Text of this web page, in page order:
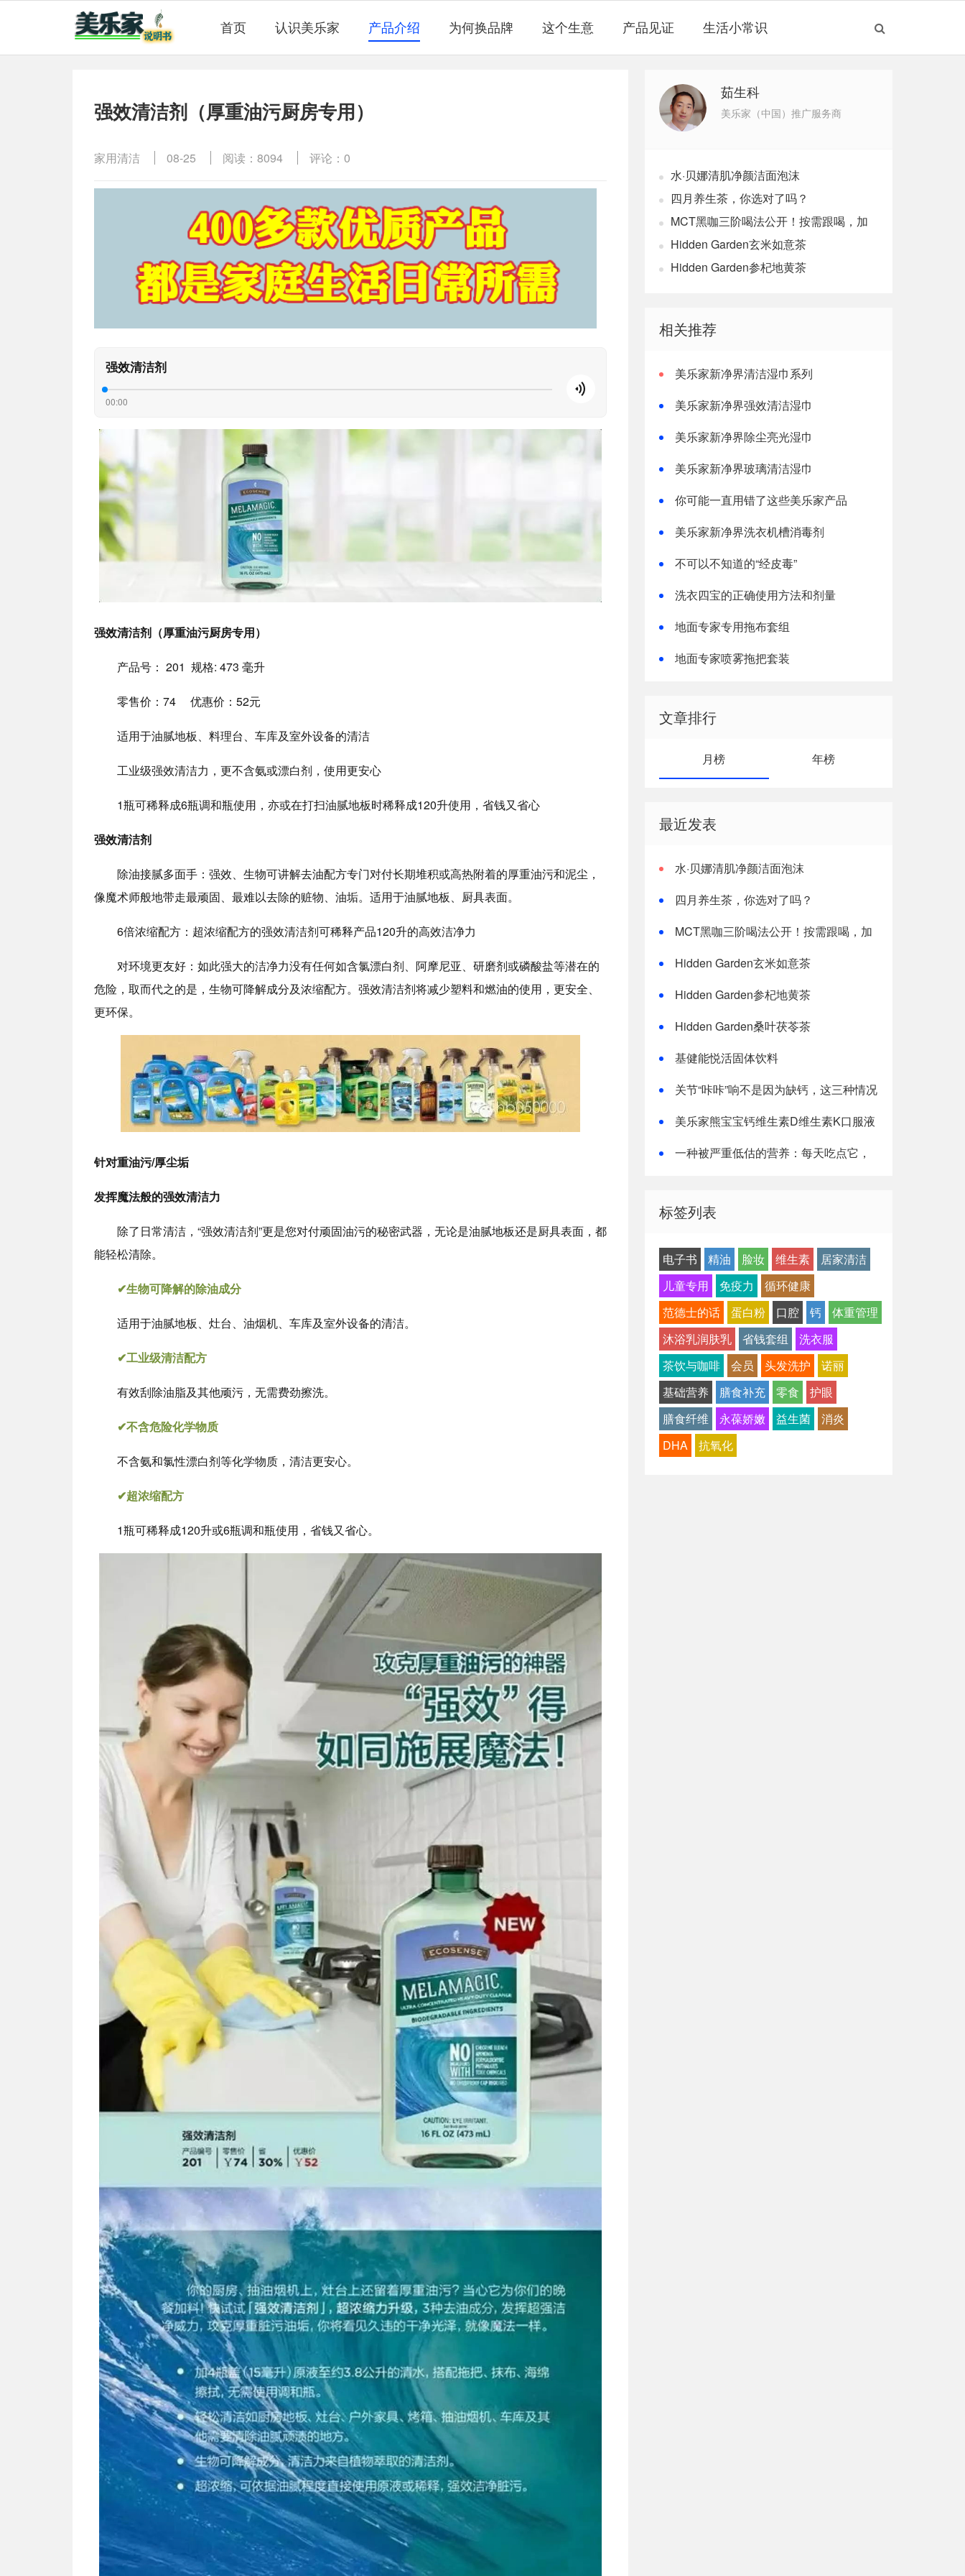
首页 认识美乐家 产品介绍 为何换品牌 这个生意 产品见证 生活小常识
强效清洁剂（厚重油污厨房专用）
家用清洁 08-25 阅读：8094 评论：0
强效清洁剂
00:00
强效清洁剂（厚重油污厨房专用）
产品号： 201 规格: 473 毫升
零售价：74 优惠价：52元
适用于油腻地板、料理台、车库及室外设备的清洁
工业级强效清洁力，更不含氨或漂白剂，使用更安心
1瓶可稀释成6瓶调和瓶使用，亦或在打扫油腻地板时稀释成120升使用，省钱又省心
强效清洁剂
除油接腻多面手：强效、生物可讲解去油配方专门对付长期堆积或高热附着的厚重油污和泥尘，
像魔术师般地带走最顽固、最难以去除的赃物、油垢。适用于油腻地板、厨具表面。
6倍浓缩配方：超浓缩配方的强效清洁剂可稀释产品120升的高效洁净力
对环境更友好：如此强大的洁净力没有任何如含氯漂白剂、阿摩尼亚、研磨剂或磷酸盐等潜在的
危险，取而代之的是，生物可降解成分及浓缩配方。强效清洁剂将减少塑料和燃油的使用，更安全、
更环保。
针对重油污/厚尘垢
发挥魔法般的强效清洁力
除了日常清洁，“强效清洁剂”更是您对付顽固油污的秘密武器，无论是油腻地板还是厨具表面，都
能轻松清除。
✔生物可降解的除油成分
适用于油腻地板、灶台、油烟机、车库及室外设备的清洁。
✔工业级清洁配方
有效刮除油脂及其他顽污，无需费劲擦洗。
✔不含危险化学物质
不含氨和氯性漂白剂等化学物质，清洁更安心。
✔超浓缩配方
1瓶可稀释成120升或6瓶调和瓶使用，省钱又省心。
茹生科
美乐家（中国）推广服务商
水·贝娜清肌净颜洁面泡沫
四月养生茶，你选对了吗？
MCT黑咖三阶喝法公开！按需跟喝，加
速燃体
Hidden Garden玄米如意茶
Hidden Garden参杞地黄茶
相关推荐
美乐家新净界清洁湿巾系列
美乐家新净界强效清洁湿巾
美乐家新净界除尘亮光湿巾
美乐家新净界玻璃清洁湿巾
你可能一直用错了这些美乐家产品
美乐家新净界洗衣机槽消毒剂
不可以不知道的“经皮毒”
洗衣四宝的正确使用方法和剂量
地面专家专用拖布套组
地面专家喷雾拖把套装
文章排行
月榜 年榜
最近发表
水·贝娜清肌净颜洁面泡沫
四月养生茶，你选对了吗？
MCT黑咖三阶喝法公开！按需跟喝，加
Hidden Garden玄米如意茶
Hidden Garden参杞地黄茶
Hidden Garden桑叶茯苓茶
基健能悦活固体饮料
关节“咔咔”响不是因为缺钙，这三种情况
美乐家熊宝宝钙维生素D维生素K口服液
一种被严重低估的营养：每天吃点它，
标签列表
电子书 精油 脸妆 维生素
居家清洁
儿童专用
免疫力
循环健康
范德士的话
蛋白粉 口腔 钙
体重管理
沐浴乳润肤乳
省钱套组
洗衣服
茶饮与咖啡
会员 头发洗护
诺丽
基础营养
膳食补充 零食
护眼
膳食纤维
永葆娇嫩 益生菌
消炎
DHA
抗氧化